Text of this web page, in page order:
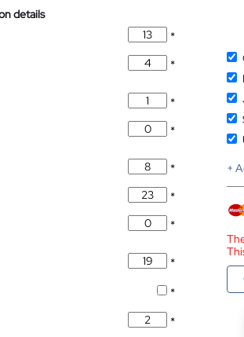
details
*
*
*
*
*
*
*
*
*
*
+